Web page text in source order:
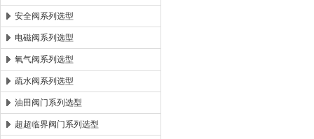
安全阀系列选型
电磁阀系列选型
氧气阀系列选型
疏水阀系列选型
油田阀门系列选型
超超临界阀门系列选型